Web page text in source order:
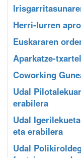
Herri-lurren
Euskararen
Aparkatze-
Coworking
Udal
erabilera
Udal
eta erabilera
Udal